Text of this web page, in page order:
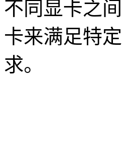
不同显卡之
卡来满足特
求。